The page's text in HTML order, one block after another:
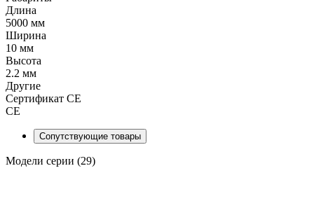
Длина
5000 мм
Ширина
10 мм
Высота
2.2 мм
Другие
Сертификат CE
CE
Сопутствующие товары
Модели серии (29)